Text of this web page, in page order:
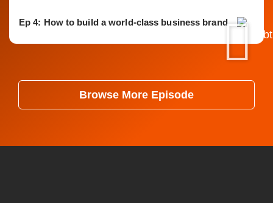
Ep 4: How to build a world-class business brand
Browse More Episode